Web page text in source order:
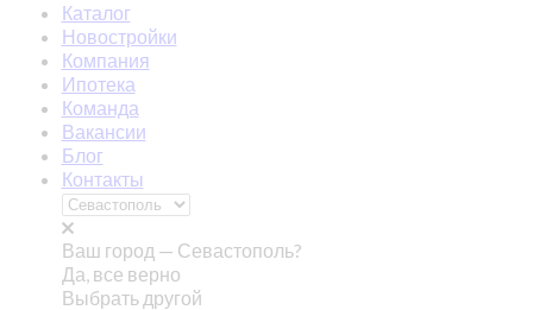
Каталог
Новостройки
Компания
Ипотека
Команда
Вакансии
Блог
Контакты
Ваш город — Севастополь?
Да, все верно
Выбрать другой